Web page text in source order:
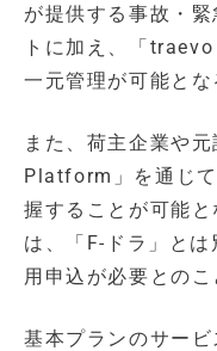
が提供する事故・
トに加え、「
一元管理が可能とな
また、荷主企業や
Platform」を通じ
握することが可能
は、「F-ドラ」と
用申込が必要とのこ
基本プランのサー